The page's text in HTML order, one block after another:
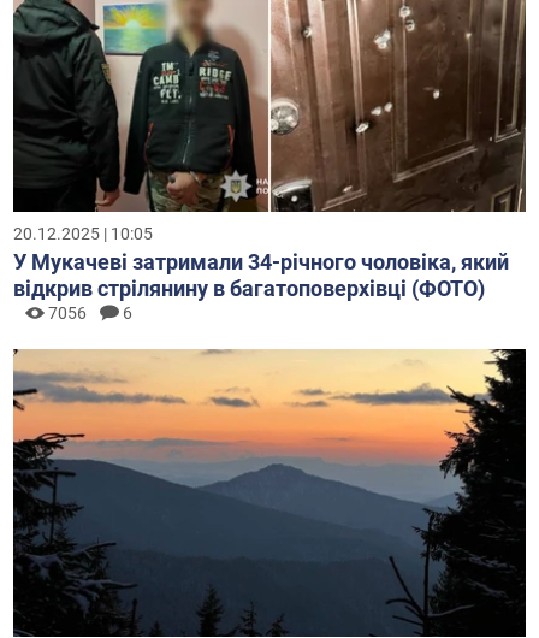
20.12.2025 | 10:05
У Мукачеві затримали 34-річного чоловіка, який
відкрив стрілянину в багатоповерхівці (ФОТО)
7056 6